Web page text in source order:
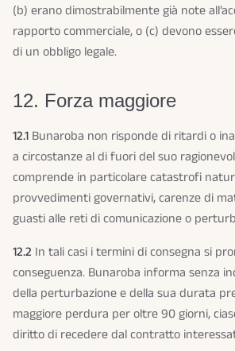
(b) erano dimostrabilmente già note
rapporto commerciale, o (c) devono
di un obbligo legale.
12. Forza maggiore
12.1 Bunaroba non risponde di ritardi o
a circostanze al di fuori del suo
comprende in particolare catastrofi
provvedimenti governativi, carenze di
guasti alle reti di comunicazione o
12.2 In tali casi i termini di consegna si
conseguenza. Bunaroba informa senza
della perturbazione e della sua durata
maggiore perdura per oltre 90 giorni,
diritto di recedere dal contratto